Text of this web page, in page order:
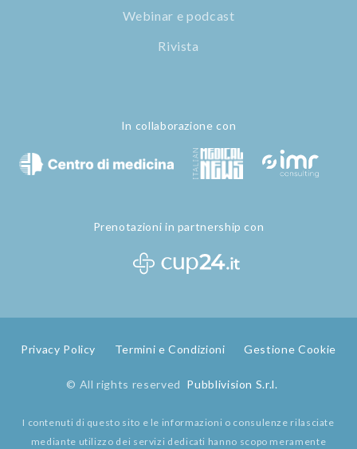
Webinar e podcast
Rivista
In collaborazione con
Prenotazioni in partnership con
Privacy Policy Termini e Condizioni Gestione Cookie
© All rights reserved Pubblivision S.r.l.
I contenuti di questo sito e le informazioni o consulenze rilasciate
mediante utilizzo dei servizi dedicati hanno scopo meramente